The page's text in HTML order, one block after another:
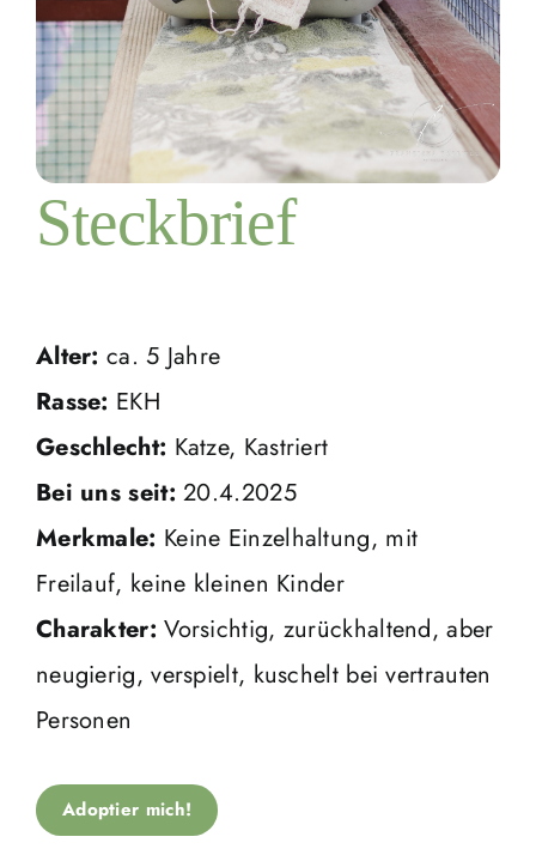
Steckbrief
Alter: ca. 5 Jahre
Rasse: EKH
Geschlecht: Katze, Kastriert
Bei uns seit: 20.4.2025
Merkmale: Keine Einzelhaltung, mit
Freilauf, keine kleinen Kinder
Charakter: Vorsichtig, zurückhaltend, aber
neugierig, verspielt, kuschelt bei vertrauten
Personen
Adoptier mich!